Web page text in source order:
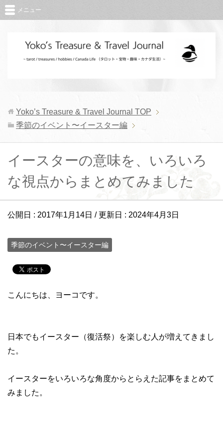
メニュー
Yoko’s Treasure & Travel Journal TOP
季節のイベント〜イースター編
イースターの意味を、いろいろ
な視点からまとめてみました
公開日 : 2017年1月14日 / 更新日 : 2024年4月3日
季節のイベント〜イースター編
こんにちは、ヨーコです。
日本でもイースター（復活祭）を楽しむ人が増えてきまし
た。
イースターをいろいろな角度からとらえた記事をまとめて
みました。